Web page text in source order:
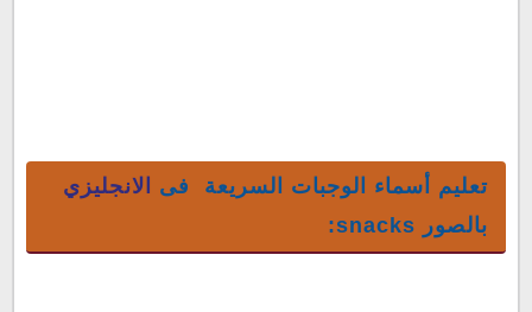
تعليم أسماء الوجبات السريعة فى
الانجليزي
بالصور snacks: